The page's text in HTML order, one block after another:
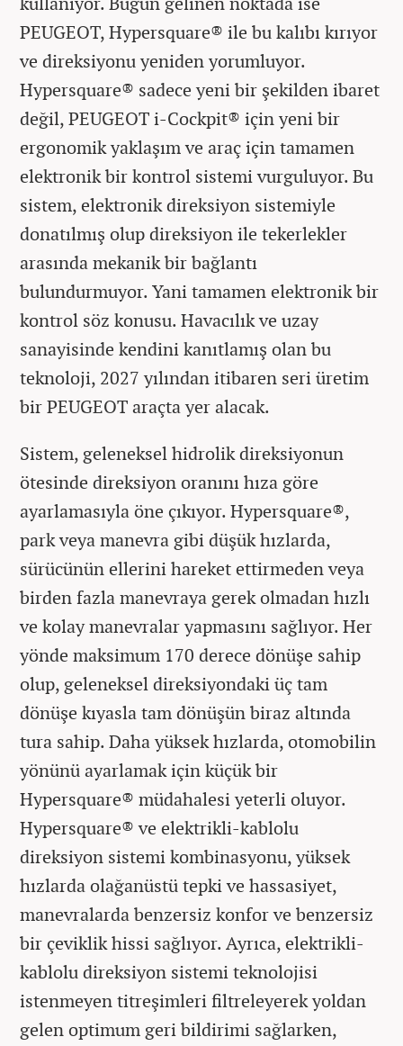
PEUGEOT, Hypersquare® ile bu kalıbı kırıyor
ve direksiyonu yeniden yorumluyor.
Hypersquare® sadece yeni bir şekilden ibaret
değil, PEUGEOT i-Cockpit® için yeni bir
ergonomik yaklaşım ve araç için tamamen
elektronik bir kontrol sistemi vurguluyor. Bu
sistem, elektronik direksiyon sistemiyle
donatılmış olup direksiyon ile tekerlekler
arasında mekanik bir bağlantı
bulundurmuyor. Yani tamamen elektronik bir
kontrol söz konusu. Havacılık ve uzay
sanayisinde kendini kanıtlamış olan bu
teknoloji, 2027 yılından itibaren seri üretim
bir PEUGEOT araçta yer alacak.
Sistem, geleneksel hidrolik direksiyonun
ötesinde direksiyon oranını hıza göre
ayarlamasıyla öne çıkıyor. Hypersquare®,
park veya manevra gibi düşük hızlarda,
sürücünün ellerini hareket ettirmeden veya
birden fazla manevraya gerek olmadan hızlı
ve kolay manevralar yapmasını sağlıyor. Her
yönde maksimum 170 derece dönüşe sahip
olup, geleneksel direksiyondaki üç tam
dönüşe kıyasla tam dönüşün biraz altında
tura sahip. Daha yüksek hızlarda, otomobilin
yönünü ayarlamak için küçük bir
Hypersquare® müdahalesi yeterli oluyor.
Hypersquare® ve elektrikli-kablolu
direksiyon sistemi kombinasyonu, yüksek
hızlarda olağanüstü tepki ve hassasiyet,
manevralarda benzersiz konfor ve benzersiz
bir çeviklik hissi sağlıyor. Ayrıca, elektrikli-
kablolu direksiyon sistemi teknolojisi
istenmeyen titreşimleri filtreleyerek yoldan
gelen optimum geri bildirimi sağlarken,